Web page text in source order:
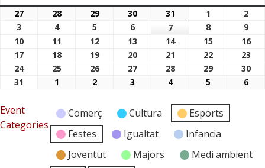
Dilluns
27 27/07/2026
28 28/07/2026
2929/07/2026
30 30/07/2026
31 31/07/2026
1 01/08/2026
2
3
03/08/2026
404/08/2026
5 05/08/2026
6 06/08/2026
7 07/08/2026
8 08/08/2026
9
10 10/08/2026
11 11/08/2026
12 12/08/2026
13 13/08/2026
1414/08/2026
15 15/08/2026
16
17 17/08/2026
18 18/08/2026
19 19/08/2026
20 20/08/2026
21 21/08/2026
22 22/08/2026
23
24 24/08/2026
25 25/08/2026
26 26/08/2026
27 27/08/2026
28 28/08/2026
29 29/08/2026
30
31
31/08/2026
1 01/09/2026
2 02/09/2026
3 03/09/2026
404/09/2026
5 05/09/2026
606/
Event
Categories
Comerç Cultura
Esports
Festes
Igualtat
Infancia
Joventut
Majors
Medi ambient